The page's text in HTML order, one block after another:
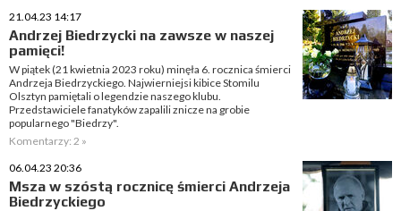
21.04.23 14:17
Andrzej Biedrzycki na zawsze w naszej
pamięci!
W piątek (21 kwietnia 2023 roku) minęła 6. rocznica śmierci
Andrzeja Biedrzyckiego. Najwierniejsi kibice Stomilu
Olsztyn pamiętali o legendzie naszego klubu.
Przedstawiciele fanatyków zapalili znicze na grobie
popularnego "Biedrzy".
Komentarzy: 2 »
06.04.23 20:36
Msza w szóstą rocznicę śmierci Andrzeja
Biedrzyckiego